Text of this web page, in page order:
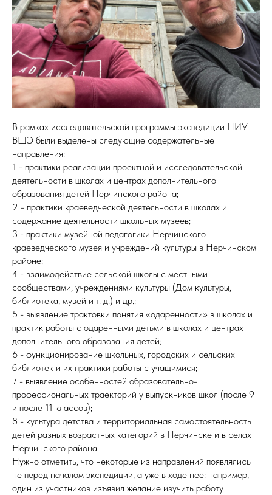
В рамках исследовательской программы экспедиции НИУ
ВШЭ были выделены следующие содержательные
направления:
1 - практики реализации проектной и исследовательской
деятельности в школах и центрах дополнительного
образования детей Нерчинского района;
2 - практики краеведческой деятельности в школах и
содержание деятельности школьных музеев;
3 - практики музейной педагогики Нерчинского
краеведческого музея и учреждений культуры в Нерчинском
районе;
4 - взаимодействие сельской школы с местными
сообществами, учреждениями культуры (Дом культуры,
библиотека, музей и т. д.) и др.;
5 - выявление трактовки понятия «одаренности» в школах и
практик работы с одаренными детьми в школах и центрах
дополнительного образования детей;
6 - функционирование школьных, городских и сельских
библиотек и их практики работы с учащимися;
7 - выявление особенностей образовательно-
профессиональных траекторий у выпускников школ (после 9
и после 11 классов);
8 - культура детства и территориальная самостоятельность
детей разных возрастных категорий в Нерчинске и в селах
Нерчинского района.
Нужно отметить, что некоторые из направлений появлялись
не перед началом экспедиции, а уже в ходе нее: например,
один из участников изъявил желание изучить работу